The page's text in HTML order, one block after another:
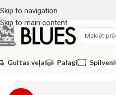
Skip to navigation
Skip to main content
Gultas veļa Palagi Spilveni
Segas